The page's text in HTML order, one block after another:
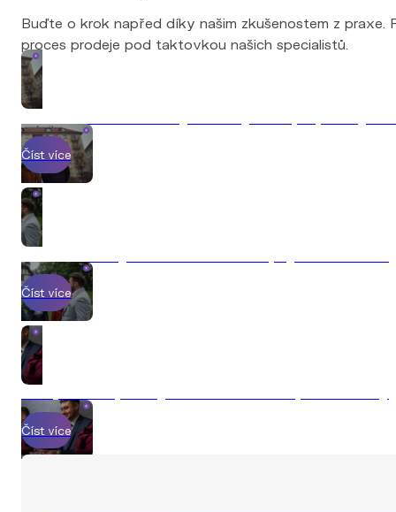
Buďte o krok napřed díky našim zkušenostem z
proces prodeje pod taktovkou našich specialistů.
Číst více
Číst více
Číst více